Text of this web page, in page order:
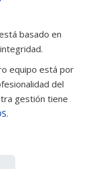
basado en
equipo está por
del
gestión tiene
.